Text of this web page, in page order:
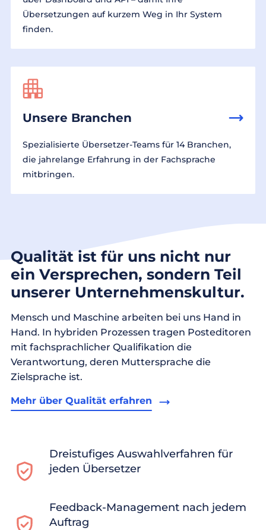
Übersetzungen auf kurzem Weg in Ihr System
finden.
Unsere Branchen
Spezialisierte Übersetzer-Teams für 14 Branchen,
die jahrelange Erfahrung in der Fachsprache
mitbringen.
Qualität ist für uns nicht nur
ein Versprechen, sondern Teil
unserer Unternehmenskultur.
Mensch und Maschine arbeiten bei uns Hand in
Hand. In hybriden Prozessen tragen Posteditoren
mit fachsprachlicher Qualifikation die
Verantwortung, deren Muttersprache die
Zielsprache ist.
Mehr über Qualität erfahren
Dreistufiges Auswahlverfahren für
jeden Übersetzer
Feedback-Management nach jedem
Auftrag